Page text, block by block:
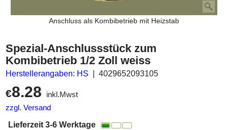
Anschluss als Kombibetrieb mit Heizstab
Spezial-Anschlussstück zum
Kombibetrieb 1/2 Zoll weiss
Herstellerangaben: HS 4029652093105
€8.28
inkl.Mwst
zzgl. Versand
Lieferzeit 3-6 Werktage